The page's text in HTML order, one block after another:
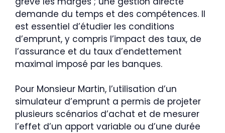
demande du temps et des compétences. Il
est essentiel d’étudier les conditions
d’emprunt, y compris l’impact des taux, de
l’assurance et du taux d’endettement
maximal imposé par les banques.
Pour Monsieur Martin, l’utilisation d’un
simulateur d’emprunt a permis de projeter
plusieurs scénarios d’achat et de mesurer
l’effet d’un apport variable ou d’une durée